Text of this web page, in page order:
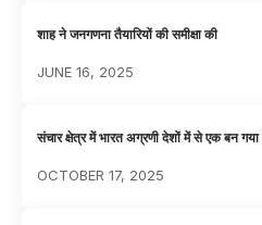
शाह ने जनगणना तैयारियों की समीक्षा की
JUNE 16, 2025
संचार क्षेत्र में भारत अग्रणी देशों में से एक बन गया
OCTOBER 17, 2025